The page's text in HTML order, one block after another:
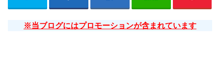
※当ブログにはプロモーションが含まれています